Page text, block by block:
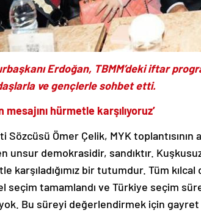
Erdoğan, TBMM’deki iftar
ve gençlerle sohbet etti.
mesajını hürmetle karşılıyoruz’
Sözcüsü Ömer Çelik, MYK toplantısının
unsur demokrasidir, sandıktır.
karşıladığımız bir tutumdur. Tüm
seçim tamamlandı ve Türkiye seçim
Bu süreyi değerlendirmek için gayret